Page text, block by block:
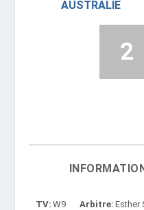
AUSTRALIE
2
TV W9 Arbitre Esther